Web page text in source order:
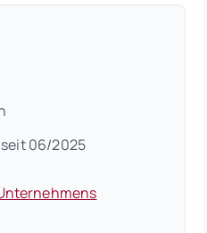
seit 06/2025